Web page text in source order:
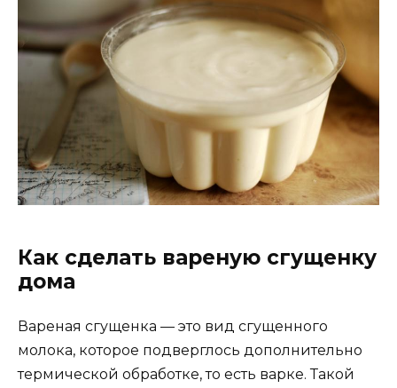
Как сделать вареную сгущенку
дома
Вареная сгущенка — это вид сгущенного
молока, которое подверглось дополнительно
термической обработке, то есть варке. Такой